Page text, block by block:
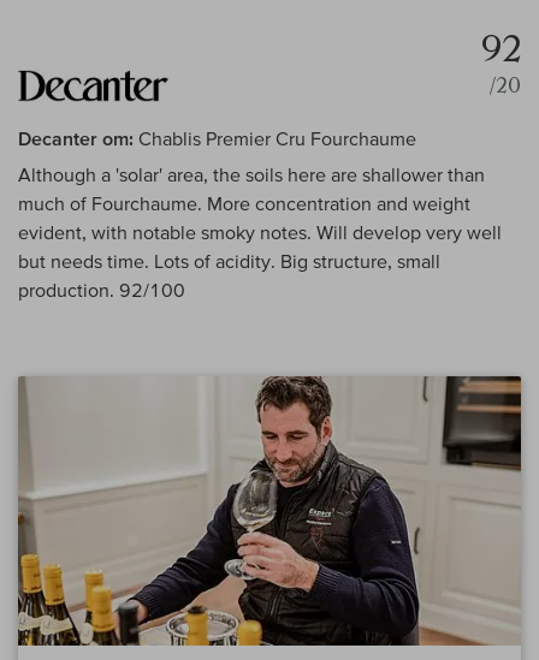
92
/20
Decanter om: Chablis Premier Cru Fourchaume
Although a 'solar' area, the soils here are shallower than
much of Fourchaume. More concentration and weight
evident, with notable smoky notes. Will develop very well
but needs time. Lots of acidity. Big structure, small
production. 92/100